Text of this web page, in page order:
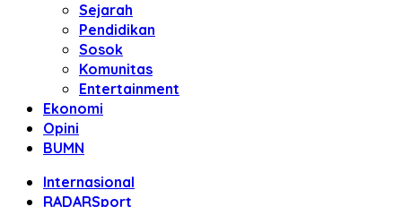
Sejarah
Pendidikan
Sosok
Komunitas
Entertainment
Ekonomi
Opini
BUMN
Internasional
RADARSport